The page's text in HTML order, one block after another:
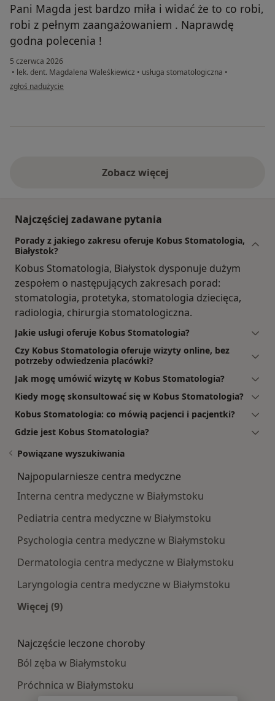
Pani Magda jest bardzo miła i widać że to co robi,
robi z pełnym zaangażowaniem . Naprawdę
godna polecenia !
5 czerwca 2026
• lek. dent. Magdalena Waleśkiewicz • usługa stomatologiczna •
w opinii użytkownika Tomasz
zgłoś nadużycie
Zobacz więcej
Najczęściej zadawane pytania
Porady z jakiego zakresu oferuje Kobus Stomatologia,
Białystok?
Kobus Stomatologia, Białystok dysponuje dużym
zespołem o następujących zakresach porad:
stomatologia, protetyka, stomatologia dziecięca,
radiologia, chirurgia stomatologiczna.
Jakie usługi oferuje Kobus Stomatologia?
Czy Kobus Stomatologia oferuje wizyty online, bez
potrzeby odwiedzenia placówki?
Jak mogę umówić wizytę w Kobus Stomatologia?
Kiedy mogę skonsultować się w Kobus Stomatologia?
Kobus Stomatologia: co mówią pacjenci i pacjentki?
Gdzie jest Kobus Stomatologia?
Powiązane wyszukiwania
Najpopularniesze centra medyczne
Interna centra medyczne w Białymstoku
Pediatria centra medyczne w Białymstoku
Psychologia centra medyczne w Białymstoku
Dermatologia centra medyczne w Białymstoku
Laryngologia centra medyczne w Białymstoku
Więcej (9)
Najczęście leczone choroby
Ból zęba w Białymstoku
Próchnica w Białymstoku